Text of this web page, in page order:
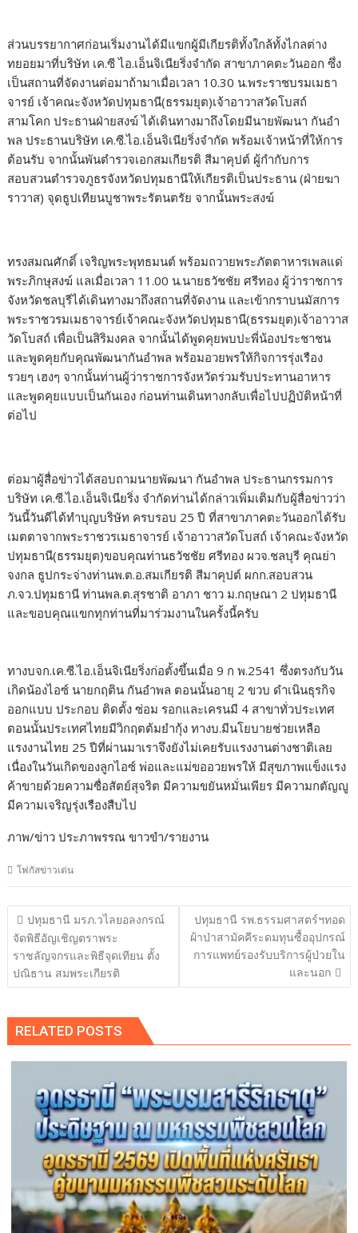
ส่วนบรรยากาศก่อนเริ่มงานได้มีแขกผู้มีเกียรติทั้งใกล้ทั้งไกลต่าง
ทยอยมาที่บริษัท เค.ซี ไอ.เอ็นจิเนียริ่งจำกัด สาขาภาคตะวันออก ซึ่ง
เป็นสถานที่จัดงานต่อมาถ้ามาเมื่อเวลา 10.30 น.พระราชบรมเมธา
จารย์ เจ้าคณะจังหวัดปทุมธานี(ธรรมยุต)เจ้าอาวาสวัดโบสถ์
สามโคก ประธานฝ่ายสงฆ์ ได้เดินทางมาถึงโดยมีนายพัฒนา กันอำ
พล ประธานบริษัท เค.ซี.ไอ.เอ็นจิเนียริ่งจำกัด พร้อมเจ้าหน้าที่ให้การ
ต้อนรับ จากนั้นพันตำรวจเอกสมเกียรติ สีมาคุปต์ ผู้กำกับการ
สอบสวนตำรวจภูธรจังหวัดปทุมธานีให้เกียรติเป็นประธาน (ฝ่ายฆา
ราวาส) จุดธูปเทียนบูชาพระรัตนตรัย จากนั้นพระสงฆ์
ทรงสมณศักดิ์ เจริญพระพุทธมนต์ พร้อมถวายพระภัตตาหารเพลแด่
พระภิกษุสงฆ์ แลเมื่อเวลา 11.00 น.นายธวัชชัย ศรีทอง ผู้ว่าราชการ
จังหวัดชลบุรีได้เดินทางมาถึงสถานที่จัดงาน และเข้ากราบนมัสการ
พระราชวรมเมธาจารย์เจ้าคณะจังหวัดปทุมธานี(ธรรมยุต)เจ้าอาวาส
วัดโบสถ์ เพื่อเป็นสิริมงคล จากนั้นได้พูดคุยพบปะพี่น้องประชาชน
และพูดคุยกับคุณพัฒนากันอำพล พร้อมอวยพรให้กิจการรุ่งเรือง
รวยๆ เฮงๆ จากนั้นท่านผู้ว่าราชการจังหวัดร่วมรับประทานอาหาร
และพูดคุยแบบเป็นกันเอง ก่อนท่านเดินทางกลับเพื่อไปปฏิบัติหน้าที่
ต่อไป
ต่อมาผู้สื่อข่าวได้สอบถามนายพัฒนา กันอำพล ประธานกรรมการ
บริษัท เค.ซี.ไอ.เอ็นจิเนียริ่ง จำกัดท่านได้กล่าวเพิ่มเติมกับผู้สื่อข่าวว่า
วันนี้วันดีได้ทำบุญบริษัท ครบรอบ 25 ปี ที่สาขาภาคตะวันออกได้รับ
เมตตาจากพระราชวรเมธาจารย์ เจ้าอาวาสวัดโบสถ์ เจ้าคณะจังหวัด
ปทุมธานี(ธรรมยุต)ขอบคุณท่านธวัชชัย ศรีทอง ผวจ.ชลบุรี คุณย่า
จงกล ธูปกระจ่างท่านพ.ต.อ.สมเกียรติ สีมาคุปต์ ผกก.สอบสวน
ภ.จว.ปทุมธานี ท่านพล.ต.สุรชาติ อาภา ชาว ม.กฤษณา 2 ปทุมธานี
และขอบคุณแขกทุกท่านที่มาร่วมงานในครั้งนี้ครับ
ทางบจก.เค.ซี.ไอ.เอ็นจิเนียริ่งก่อตั้งขึ้นเมื่อ 9 ก พ.2541 ซึ่งตรงกับวัน
เกิดน้องไอซ์ นายกฤติน กันอำพล ตอนนั้นอายุ 2 ขวบ ดำเนินธุรกิจ
ออกแบบ ประกอบ ติดตั้ง ซ่อม รอกและเครนมี 4 สาขาทั่วประเทศ
ตอนนั้นประเทศไทยมีวิกฤตต้มยำกุ้ง ทางบ.มีนโยบายช่วยเหลือ
แรงงานไทย 25 ปีที่ผ่านมาเราจึงยังไม่เคยรับแรงงานต่างชาติเลย
เนื่องในวันเกิดของลูกไอซ์ พ่อและแม่ขออวยพรให้ มีสุขภาพแข็งแรง
ค้าขายด้วยความซื่อสัตย์สุจริต มีความขยันหมั่นเพียร มีความกตัญญู
มีความเจริญรุ่งเรืองสืบไป
ภาพ/ข่าว ประภาพรรณ ขาวขำ/รายงาน
โฟกัสข่าวเด่น
แนะแนว
เรื่อง
ปทุมธานี มรภ.วไลยอลงกรณ์
จัดพิธีอัญเชิญตราพระ
ราชลัญจกรและพิธีจุดเทียน ตั้ง
ปณิธาน สมพระเกียรติ
ปทุมธานี รพ.ธรรมศาสตร์ฯทอด
ผ้าป่าสามัคคีระดมทุนซื้ออุปกรณ์
การแพทย์รองรับบริการผู้ป่วยใน
และนอก
RELATED POSTS